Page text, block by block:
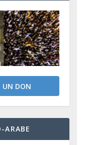
UN DON
ARABE